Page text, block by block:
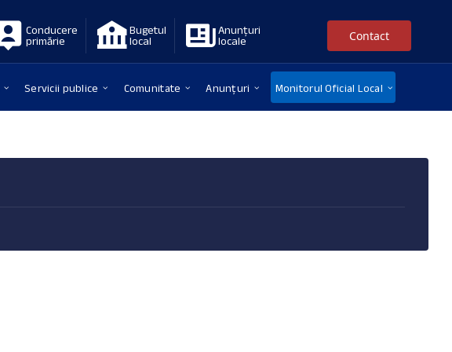
Conducere
primărie
Bugetul
local
Anunțuri
locale
Contact
Servicii publice Comunitate Anunțuri Monitorul Oficial Local